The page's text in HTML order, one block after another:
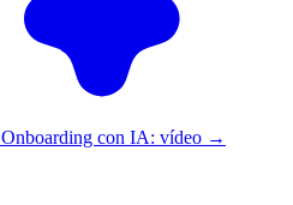
Onboarding con IA: vídeo →